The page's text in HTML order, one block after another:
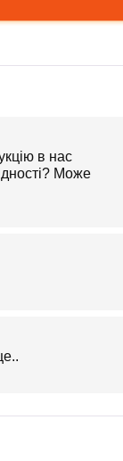
в нас
Може